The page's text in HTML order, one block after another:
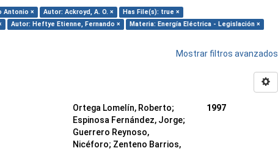
Antonio × Autor: Ackroyd, A. O. ×
Has File(s): true ×
Autor: Heftye Etienne, Fernando ×
Materia: Energía Eléctrica - Legislación ×
Mostrar filtros avanzados
Ortega Lomelín, Roberto;
Espinosa Fernández, Jorge;
Guerrero Reynoso,
Nicéforo; Zenteno Barrios,
1997